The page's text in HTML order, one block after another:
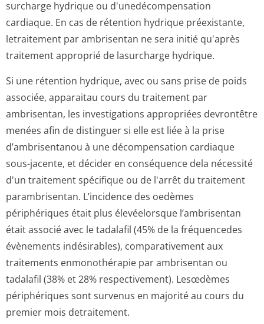
surcharge hydrique ou d'unedécompensation
cardiaque. En cas de rétention hydrique préexistante,
letraitement par ambrisentan ne sera initié qu'après
traitement approprié de lasurcharge hydrique.
Si une rétention hydrique, avec ou sans prise de poids
associée, apparaitau cours du traitement par
ambrisentan, les investigations appropriées devrontêtre
menées afin de distinguer si elle est liée à la prise
d’ambrisentanou à une décompensation cardiaque
sous-jacente, et décider en conséquence dela nécessité
d'un traitement spécifique ou de l'arrêt du traitement
parambrisentan. L’incidence des oedèmes
périphériques était plus élevéelorsque l’ambrisentan
était associé avec le tadalafil (45% de la fréquencedes
évènements indésirables), comparativement aux
traitements enmonothérapie par ambrisentan ou
tadalafil (38% et 28% respectivement). Lesœdèmes
périphériques sont survenus en majorité au cours du
premier mois detraitement.